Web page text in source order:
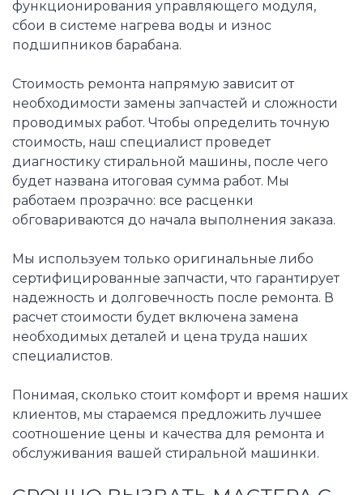
функционирования управляющего модуля,
сбои в системе нагрева воды и износ
подшипников барабана.
Стоимость ремонта напрямую зависит от
необходимости замены запчастей и сложности
проводимых работ. Чтобы определить точную
стоимость, наш специалист проведет
диагностику стиральной машины, после чего
будет названа итоговая сумма работ. Мы
работаем прозрачно: все расценки
обговариваются до начала выполнения заказа.
Мы используем только оригинальные либо
сертифицированные запчасти, что гарантирует
надежность и долговечность после ремонта. В
расчет стоимости будет включена замена
необходимых деталей и цена труда наших
специалистов.
Понимая, сколько стоит комфорт и время наших
клиентов, мы стараемся предложить лучшее
соотношение цены и качества для ремонта и
обслуживания вашей стиральной машинки.